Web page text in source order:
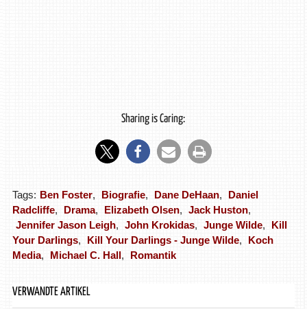
Sharing is Caring:
Tags: Ben Foster, Biografie, Dane DeHaan,
Daniel
Radcliffe, Drama, Elizabeth Olsen, Jack Huston,
Jennifer Jason Leigh, John Krokidas, Junge Wilde,
Kill
Your Darlings, Kill Your Darlings - Junge Wilde,
Koch
Media, Michael C. Hall, Romantik
VERWANDTE ARTIKEL